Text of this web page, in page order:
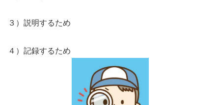
３）説明するため
４）記録するため